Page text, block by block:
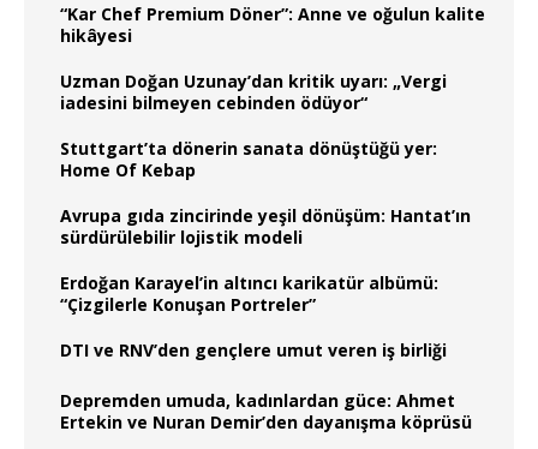
“Kar Chef Premium Döner”: Anne ve oğulun kalite
hikâyesi
Uzman Doğan Uzunay’dan kritik uyarı: „Vergi
iadesini bilmeyen cebinden ödüyor“
Stuttgart’ta dönerin sanata dönüştüğü yer:
Home Of Kebap
Avrupa gıda zincirinde yeşil dönüşüm: Hantat’ın
sürdürülebilir lojistik modeli
Erdoğan Karayel’in altıncı karikatür albümü:
“Çizgilerle Konuşan Portreler”
DTI ve RNV’den gençlere umut veren iş birliği
Depremden umuda, kadınlardan güce: Ahmet
Ertekin ve Nuran Demir’den dayanışma köprüsü